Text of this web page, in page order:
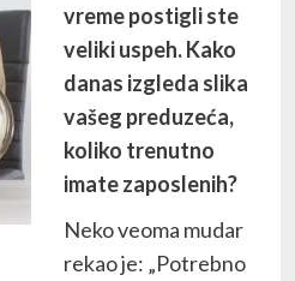
vreme postigli ste
veliki uspeh. Kako
danas izgleda slika
vašeg preduzeća,
koliko trenutno
imate zaposlenih?
Neko veoma mudar
rekao je: „Potrebno